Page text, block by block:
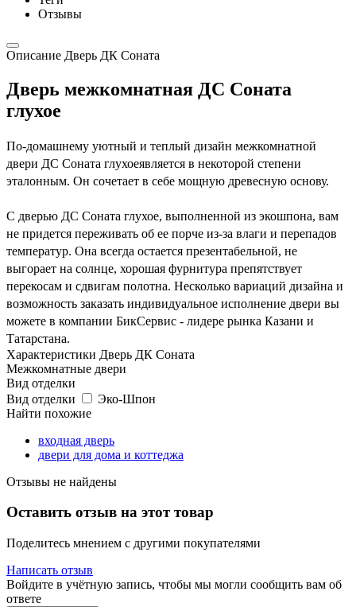
Отзывы
Описание Дверь ДК Соната
Дверь межкомнатная ДС Соната
глухое
По-домашнему уютный и теплый дизайн межкомнатной
двери ДС Соната глухоеявляется в некоторой степени
эталонным. Он сочетает в себе мощную древесную основу.
С дверью ДС Соната глухое, выполненной из экошпона, вам
не придется переживать об ее порче из-за влаги и перепадов
температур. Она всегда остается презентабельной, не
выгорает на солнце, хорошая фурнитура препятствует
перекосам и сдвигам полотна. Несколько вариаций дизайна и
возможность заказать индивидуальное исполнение двери вы
можете в компании БикСервис - лидере рынка Казани и
Татарстана.
Характеристики Дверь ДК Соната
Межкомнатные двери
Вид отделки
Вид отделки
Эко-Шпон
Найти похожие
входная дверь
двери для дома и коттеджа
Отзывы не найдены
Оставить отзыв на этот товар
Поделитесь мнением с другими покупателями
Написать отзыв
Войдите в учётную запись, чтобы мы могли сообщить вам об
ответе